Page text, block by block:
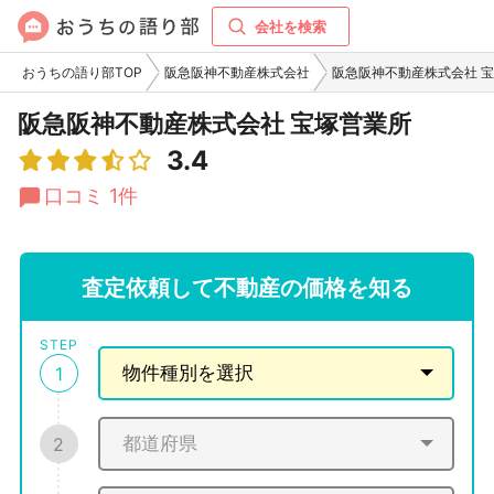
会社を検索
おうちの語り部TOP 阪急阪神不動産株式会社 阪急阪神不動産株式会社
阪急阪神不動産株式会社 宝塚営業所
3.4
口コミ 1件
査定依頼して不動産の価格を知る
STEP
1
2